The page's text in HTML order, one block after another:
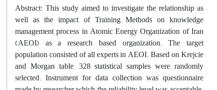
Abstract: This study aimed to investigate the relationship as
well as the impact of Training Methods on knowledge
management process in Atomic Energy Organization of Iran
(AEOI) as a research based organization. The target
population consisted of all experts in AEOI. Based on Krejcie
and Morgan table, 328 statistical samples were randomly
selected. Instrument for data collection was questionnaire